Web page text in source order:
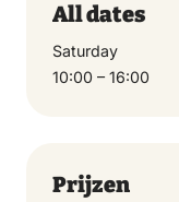
All dates
Saturday
10:00 – 16:00
Prijzen